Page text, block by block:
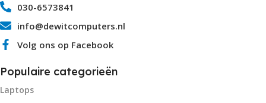
030-6573841
info@dewitcomputers.nl
Volg ons op Facebook
Populaire categorieën
Laptops